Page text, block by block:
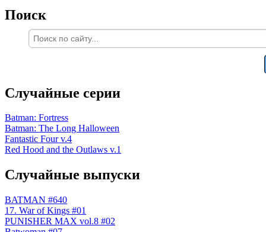
Поиск
Случайные серии
Batman: Fortress
Batman: The Long Halloween
Fantastic Four v.4
Red Hood and the Outlaws v.1
Случайные выпуски
BATMAN #640
17. War of Kings #01
PUNISHER MAX vol.8 #02